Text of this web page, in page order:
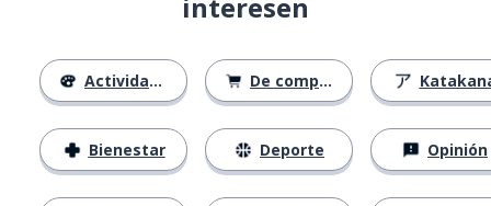
Actividades
Bienestar
De compras
Deporte Opinión